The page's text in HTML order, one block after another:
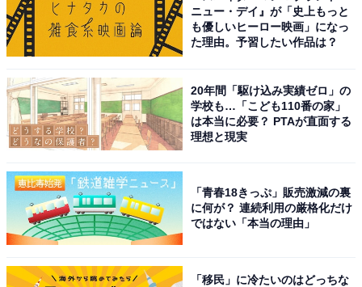
奥飯坂 穴原温泉 匠のこころ 吉川屋（画像：「奥飯坂 穴原温泉 匠のこころ
吉川屋」公式Webサイトより）
「奥飯坂 穴原温泉 匠のこころ 吉川屋」は、摺上川のせ
ニュー・デイ』が「史上もっと
も優しいヒーロー映画」になっ
た理由。予習したい作品は？
20年間「駆け込み実績ゼロ」の
学校も…「こども110番の家」
は本当に必要？ PTAが直面する
理想と現実
「青春18きっぷ」販売激減の裏
に何が？ 連続利用の厳格化だけ
ではない「本当の理由」
「移民」に冷たいのはどっちな